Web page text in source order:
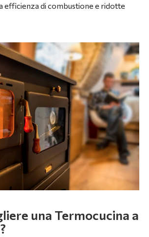
efficienza di combustione e ridotte
una Termocucina a